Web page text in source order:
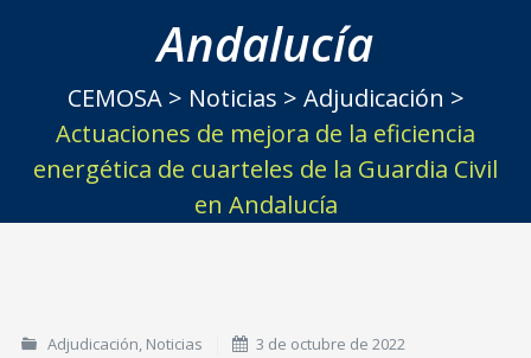
Andalucía
CEMOSA> Noticias > Adjudicación >
Actuaciones de mejora de la eficiencia
energética de cuarteles de la Guardia Civil
en Andalucía
Adjudicación, Noticias 3 de octubre de 2022